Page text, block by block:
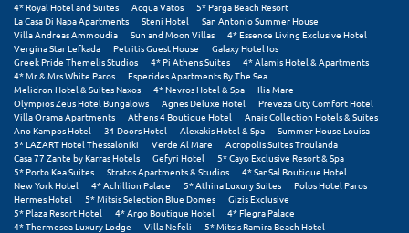
Τήνος
Τολό
Τριζόνια Φωκίδος
Τρίκαλα
Τρίκαλα Κορινθίας
Τρίπολη
Τυρός
4* Royal Hotel and Suites
Acqua Vatos
5* Parga Beach Resort
La Casa Di Napa Apartments
Steni Hotel
San Antonio Summer House
Villa Andreas Ammoudia
Sun and Moon Villas
4* Essence Living Exclusive Hotel
Vergina Star Lefkada
Petritis Guest House
Galaxy Hotel Ios
Greek Pride Themelis Studios
4* Pi Athens Suites
4* Alamis Hotel & Apartments
4* Mr & Mrs White Paros
Esperides Apartments By The Sea
Melidron Hotel & Suites Naxos
4* Nevros Hotel & Spa
Ilia Mare
Olympios Zeus Hotel Bungalows
Agnes Deluxe Hotel
Preveza City Comfort Hotel
Villa Orama Apartments
Athens 4 Boutique Hotel
Anais Collection Hotels & Suites
Ano Kampos Hotel
31 Doors Hotel Alexakis Hotel & Spa
Summer House Louisa
5* LAZART Hotel Thessaloniki
Verde Al Mare
Acropolis Suites Troulanda
Casa 77 Zante by Karras Hotels
Gefyri Hotel
5* Cayo Exclusive Resort & Spa
5* Porto Kea Suites
Stratos Apartments & Studios
4* SanSal Boutique Hotel
New York Hotel
4* Achillion Palace 5* Athina Luxury Suites
Polos Hotel Paros
Hermes Hotel
5* Mitsis Selection Blue Domes
Gizis Exclusive
5* Plaza Resort Hotel
4* Argo Boutique Hotel
4* Flegra Palace
4* Thermesea Luxury Lodge
Villa Nefeli
5* Mitsis Ramira Beach Hotel